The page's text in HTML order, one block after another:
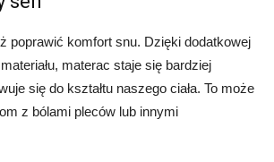
poprawić komfort snu. Dzięki dodatkowej
materac staje się bardziej
się do kształtu naszego ciała. To może
z bólami pleców lub innymi